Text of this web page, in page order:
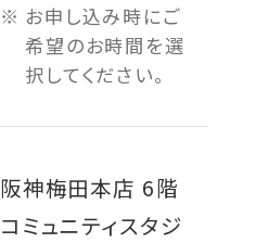
お申し込み時にご
希望のお時間を選
択してください。
阪神梅田本店 6階
コミュニティスタジ